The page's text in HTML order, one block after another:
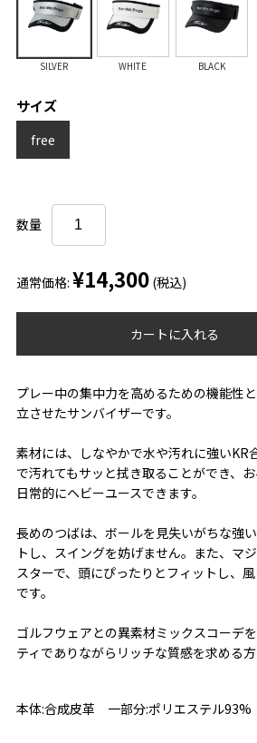
SILVER WHITE BLACK
サイズ
free
数量
通常価格: ¥14,300 (税込)
カートに入れる
プレー中の集中力を高めるための機能性
立させたサンバイザーです。
素材には、しなやかで水や汚れに強いKR
で汚れてもサッと拭き取ることができ、お
日常的にヘビーユースできます。
長めのつばは、ボールを見失いがちな強
トし、スイングを妨げません。また、マ
スターで、頭にぴったりとフィットし、
です。
ゴルフウェアとの異素材ミックスコーデ
ティでありながらリッチな質感を求める方
本体:合成皮革 一部分:ポリエステル